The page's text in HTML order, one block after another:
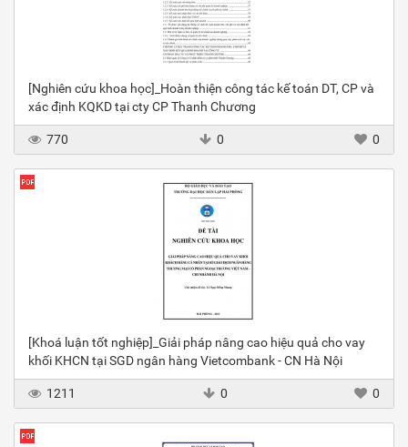
[Nghiên cứu khoa học]_Hoàn thiện công tác kế toán DT, CP và
xác định KQKD tại cty CP Thanh Chương
770 0 0
[Khoá luận tốt nghiệp]_Giải pháp nâng cao hiệu quả cho vay
khối KHCN tại SGD ngân hàng Vietcombank - CN Hà Nội
1211 0 0